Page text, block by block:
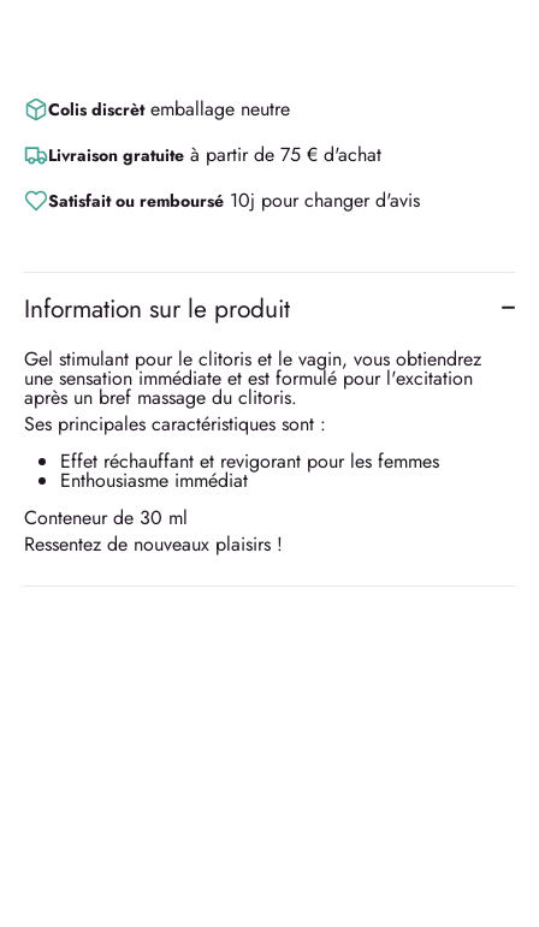
Colis discrètemballage neutre
Livraison gratuite à partir de 75 € d'achat
Satisfait ou remboursé 10j pour changer d'avis
Information sur le produit
Gel stimulant pour le clitoris et le vagin, vous obtiendrez
une sensation immédiate et est formulé pour l'excitation
après un bref massage du clitoris.
Ses principales caractéristiques sont :
Effet réchauffant et revigorant pour les femmes
Enthousiasme immédiat
Conteneur de 30 ml
Ressentez de nouveaux plaisirs !